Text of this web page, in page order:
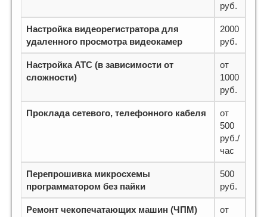
руб.
Настройка видеорегистратора для
удаленного просмотра видеокамер
2000
руб.
Настройка АТС (в зависимости от
сложности)
от
1000
руб.
Проклада сетевого, телефонного кабеля
от
500
руб./
час
Перепрошивка микросхемы
программатором без пайки
500
руб.
Ремонт чекопечатающих машин (ЧПМ)
от